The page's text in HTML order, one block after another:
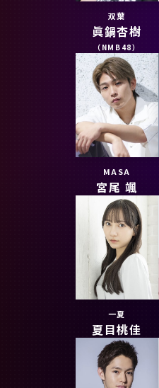
双葉
眞鍋杏樹
（NMB48）
MASA
宮尾 颯
一夏
夏目桃佳